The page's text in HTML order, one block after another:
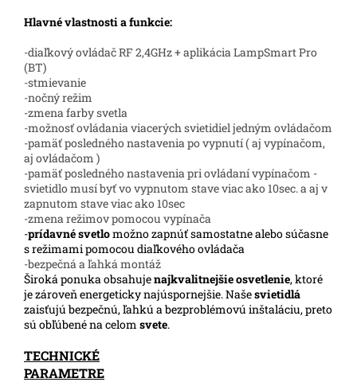
Hlavné vlastnosti a funkcie:
-diaľkový ovládač RF 2,4GHz + aplikácia LampSmart Pro
(BT)
-stmievanie
-nočný režim
-zmena farby svetla
-možnosť ovládania viacerých svietidiel jedným ovládačom
-pamäť posledného nastavenia po vypnutí ( aj vypínačom,
aj ovládačom )
-pamäť posledného nastavenia pri ovládaní vypínačom -
svietidlo musí byť vo vypnutom stave viac ako 10sec. a aj v
zapnutom stave viac ako 10sec
-zmena režimov pomocou vypínača
-prídavné svetlomožno zapnúť samostatne alebo súčasne
s režimami pomocou diaľkového ovládača
-bezpečná a ľahká montáž
Široká ponuka obsahujenajkvalitnejšie osvetlenie, ktoré
je zároveň energeticky najúspornejšie. Našesvietidlá
zaisťujú bezpečnú, ľahkú a bezproblémovú inštaláciu, preto
sú obľúbené na celom svete.
TECHNICKÉ
PARAMETRE